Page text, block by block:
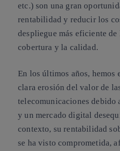
etc.) son una gran
rentabilidad y reducir los
despliegue más eficiente
cobertura y la calidad.
En los últimos años, hemos
clara erosión del valor de
telecomunicaciones debido
y un mercado digital
contexto, su rentabilidad
se ha visto comprometida,